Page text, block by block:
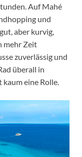
Auf Mahé
und
aber kurvig,
mehr Zeit
zuverlässig und
überall in
eine Rolle.